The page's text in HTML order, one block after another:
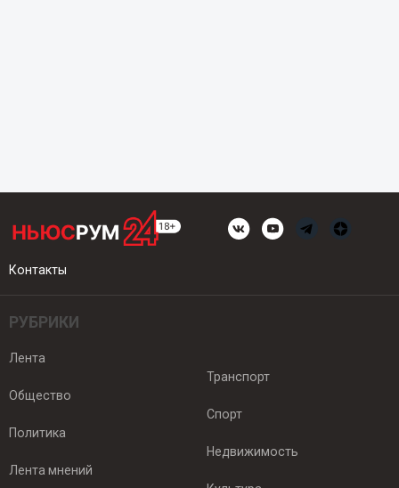
Контакты
РУБРИКИ
Лента
Общество
Политика
Лента мнений
Транспорт
Спорт
Недвижимость